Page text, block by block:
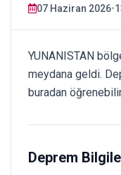
07 Haziran 2026•
YUNANISTAN
meydana geldi.
buradan
Deprem